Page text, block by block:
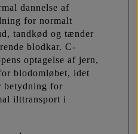
dannelse af
for normalt
tandkød og tænder
blodkar. C-
optagelse af jern,
blodomløbet, idet
betydning for
ilttransport i